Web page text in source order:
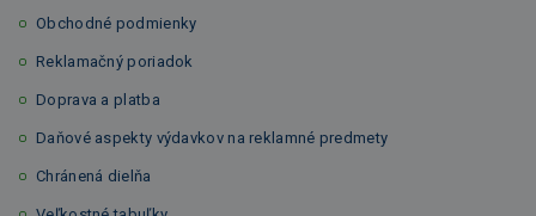
Obchodné podmienky
Reklamačný poriadok
Doprava a platba
Daňové aspekty výdavkov na reklamné predmety
Chránená dielňa